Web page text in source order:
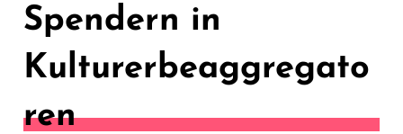
Spendern in
Kulturerbeaggregato
ren